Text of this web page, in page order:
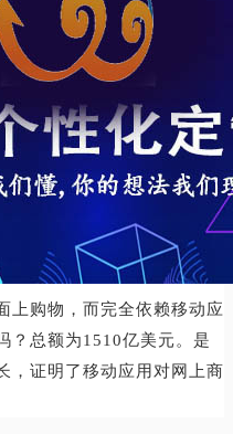
上购物，而完全依赖移动应
？总额为1510亿美元。是
，证明了移动应用对网上商